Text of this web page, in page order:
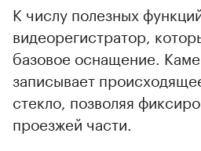
К числу полезных
видеорегистратор,
базовое оснащение.
записывает
стекло, позволяя
проезжей части.